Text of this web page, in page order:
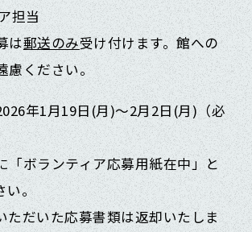
担当
郵送のみ受け付けます。館への
慮ください。
年1月19日(月)～2月2日(月)（必
ボランティア応募用紙在中」と
い。
だいた応募書類は返却いたしま